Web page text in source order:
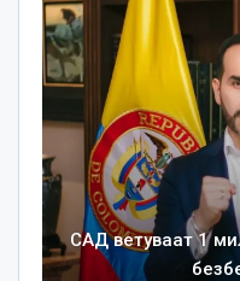
САД ветуваат 1